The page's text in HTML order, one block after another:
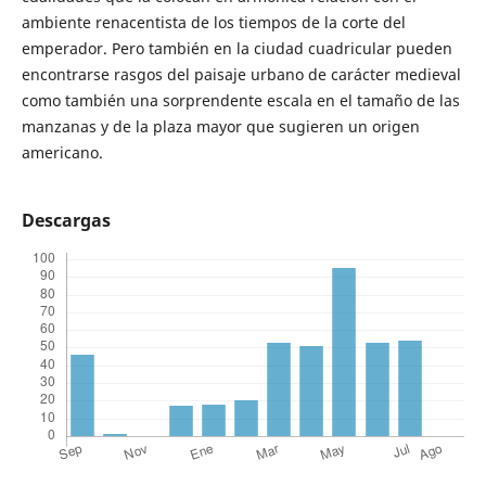
ambiente renacentista de los tiempos de la corte del
emperador. Pero también en la ciudad cuadricular pueden
encontrarse rasgos del paisaje urbano de carácter medieval
como también una sorprendente escala en el tamaño de las
manzanas y de la plaza mayor que sugieren un origen
americano.
Descargas